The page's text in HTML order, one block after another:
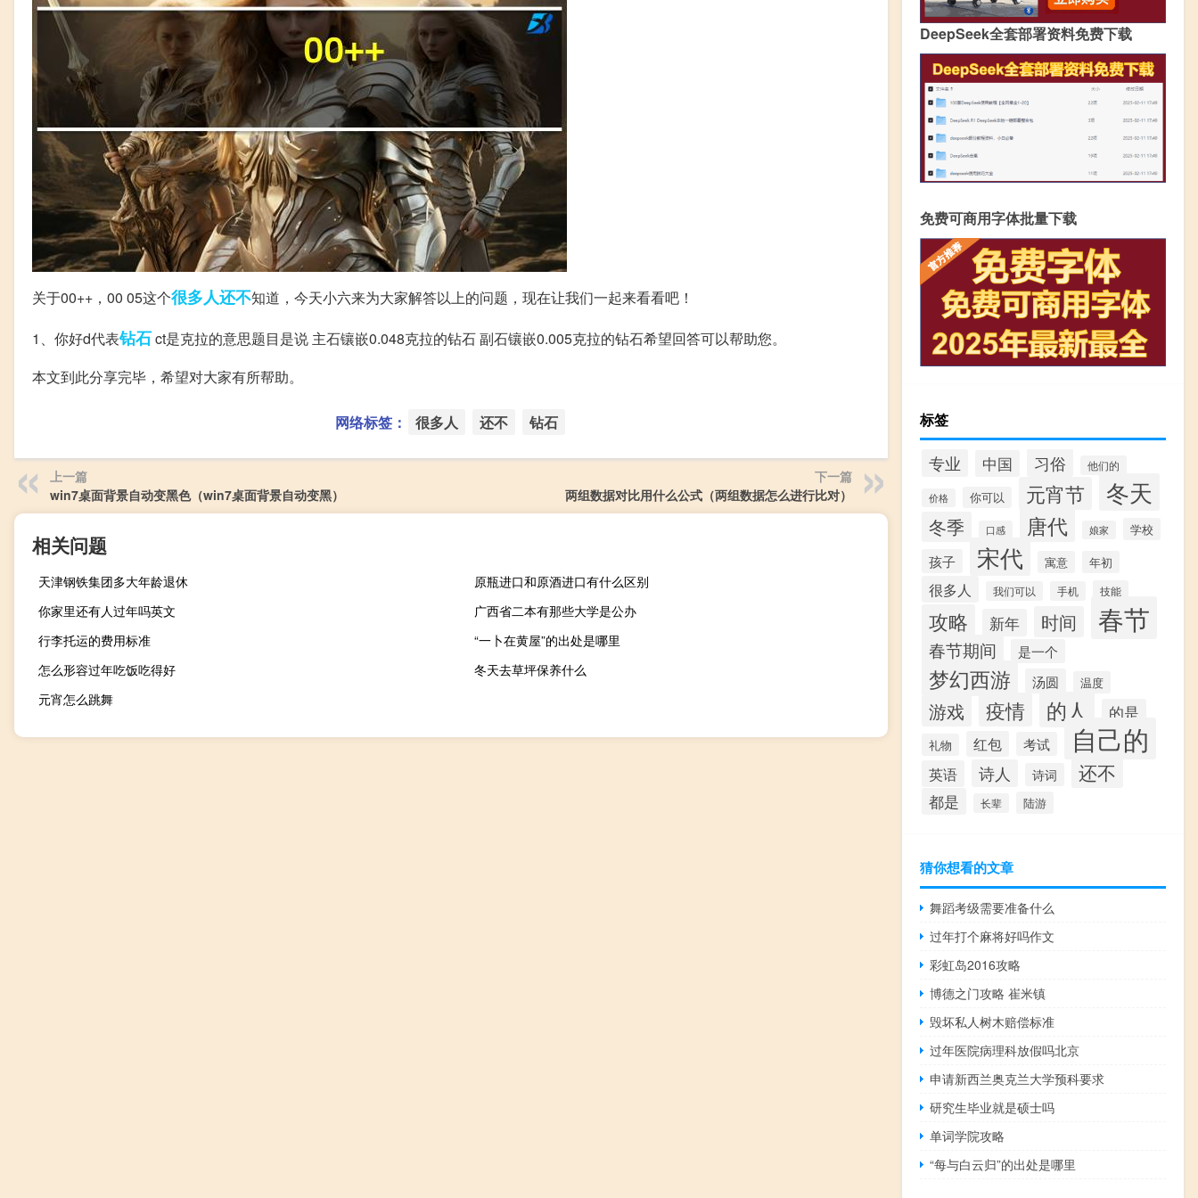
关于00++，00 05这个很多人还不知道，今天小六来为大家解答以上的问题，现在让我们一起来看看吧！
1、你好d代表钻石ct是克拉的意思题目是说 主石镶嵌0.048克拉的钻石 副石镶嵌0.005克拉的钻石希望回答可以帮助您。
本文到此分享完毕，希望对大家有所帮助。
网络标签： 很多人 还不 钻石
上一篇
win7桌面背景自动变黑色（win7桌面背景自动变黑）
下一篇
两组数据对比用什么公式（两组数据怎么进行比对）
相关问题
天津钢铁集团多大年龄退休
原瓶进口和原酒进口有什么区别
你家里还有人过年吗英文
广西省二本有那些大学是公办
行李托运的费用标准
“一卜在黄屋”的出处是哪里
怎么形容过年吃饭吃得好
冬天去草坪保养什么
元宵怎么跳舞
DeepSeek全套部署资料免费下载
免费可商用字体批量下载
标签
专业 中国 习俗 他们的
价格 你可以 元宵节 冬天
冬季 口感 唐代 娘家 学校
孩子 宋代 寓意 年初
很多人 我们可以 手机 技能
攻略 新年 时间 春节
春节期间 是一个
梦幻西游 汤圆 温度
游戏 疫情 的人 的是
礼物 红包 考试 自己的
英语 诗人 诗词 还不
都是 长辈 陆游
猜你想看的文章
舞蹈考级需要准备什么
过年打个麻将好吗作文
彩虹岛2016攻略
博德之门攻略 崔米镇
毁坏私人树木赔偿标准
过年医院病理科放假吗北京
申请新西兰奥克兰大学预科要求
研究生毕业就是硕士吗
单词学院攻略
“每与白云归”的出处是哪里